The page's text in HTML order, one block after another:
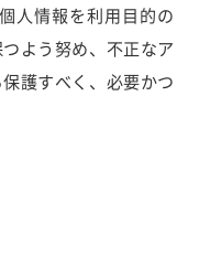
人情報を利用目的の
よう努め、不正なア
護すべく、必要かつ